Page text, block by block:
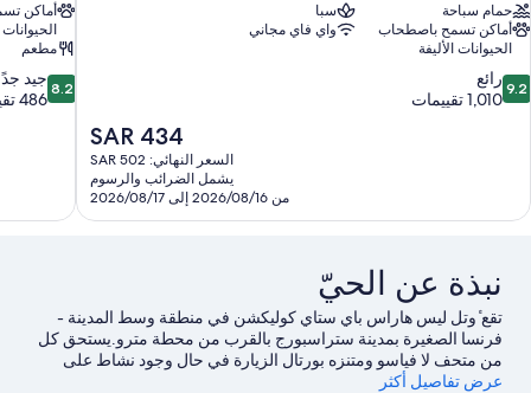
حمام سباحة
سبا
أماكن تسمح باصطحاب
الحيوانات الأليفة
واي فاي مجاني
9.2
من
9.2 رائع
1,010 تقييمات
السعر
الحالي
هو
SAR
434
SAR 434
السعر النهائي: SAR 502
يشمل الضرائب والرسوم
من 2026/08/16 إلى 2026/08/17
أماكن
الحيوانات
مطعم
8.2
من
تقييمًا
8.2 جيد
486 تقييمًا
نبذة عن الحيّ
تقع ٔوتل ليس هاراس باي ستاي كوليكشن في منطقة وسط المدينة -
فرنسا الصغيرة بمدينة ستراسبورج بالقرب من محطة مترو.يستحق كل
من متحف لا فياسو ومتنزه بورتال الزيارة في حال وجود نشاط على
جدول الأعمال، بينما يُمكن زيارة كل من متنزه سيتاديل وبارك دي
عرض تفاصيل أكثر